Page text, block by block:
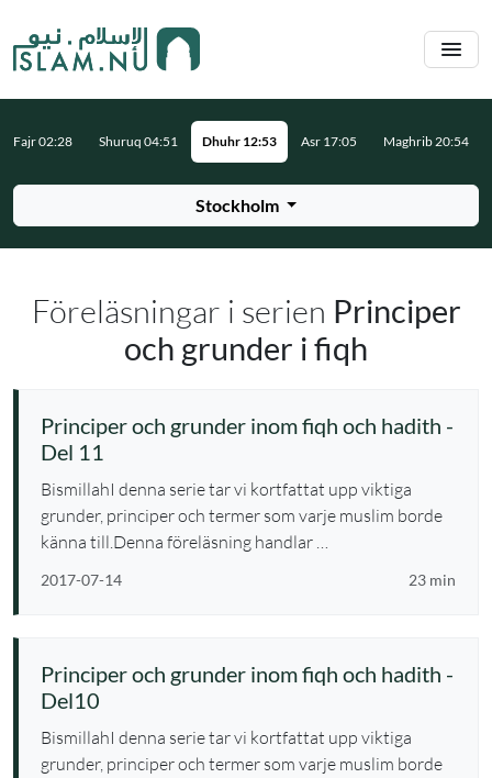
Stockholm
Fajr 02:28 Shuruq 04:51 Dhuhr 12:53 Asr 17:05 Maghrib 20:54
Föreläsningar i serien Principer
och grunder i fiqh
Principer och grunder inom fiqh och hadith -
Del 11
BismillahI denna serie tar vi kortfattat upp viktiga
grunder, principer och termer som varje muslim borde
känna till.Denna föreläsning handlar …
2017-07-14 23 min
Principer och grunder inom fiqh och hadith -
Del10
BismillahI denna serie tar vi kortfattat upp viktiga
grunder, principer och termer som varje muslim borde